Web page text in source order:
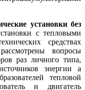
установки без
с тепловыми
средствах
вопросы
раз личного типа,
энергии а
тепловой
и двигатель